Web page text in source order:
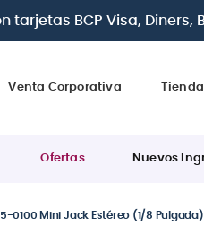
tarjetas BCP Visa, Diners,
Venta Corporativa
Ofertas Nuevos
0100 Mini Jack Estéreo (1/8